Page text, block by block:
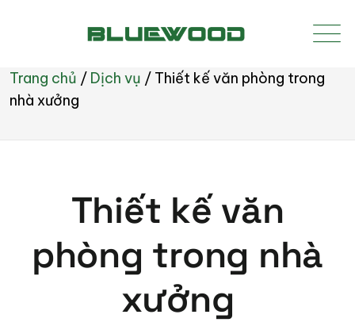
Trang chủ / Dịch vụ / Thiết kế văn phòng trong
nhà xưởng
Thiết kế văn
phòng trong nhà
xưởng